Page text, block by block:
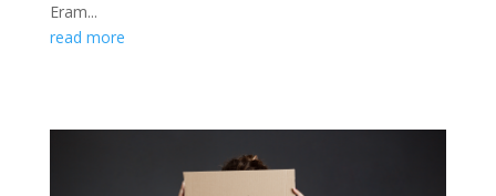
Eram...
read more